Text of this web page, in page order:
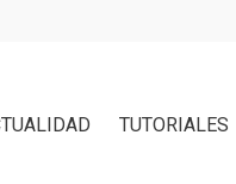
TUTORIALES